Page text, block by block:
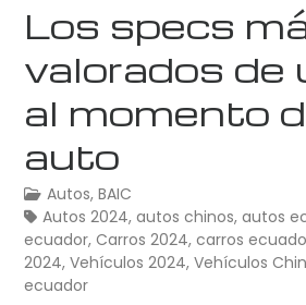
Los specs
valorados de
al momento
auto
Autos,BAIC
Autos 2024,autos chinos,autos
ecuador,Carros 2024,carros
2024,Vehículos 2024,Vehículos
ecuador